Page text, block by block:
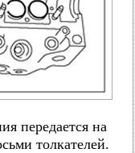
передается на
толкателей.